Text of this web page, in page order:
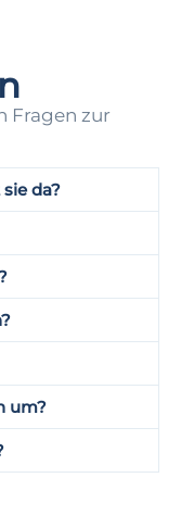
Fragen zur
da?
um?